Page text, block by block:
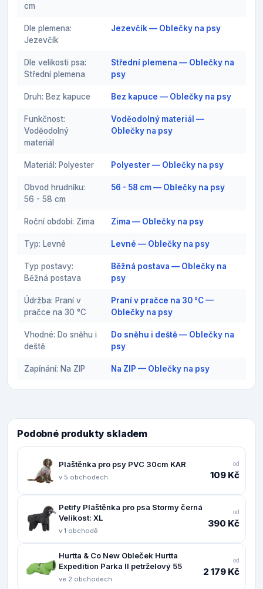
cm
Dle plemena:
Jezevčík
Jezevčík — Oblečky na psy
Dle velikosti psa:
Střední plemena
Střední plemena — Oblečky na
psy
Druh: Bez kapuce Bez kapuce — Oblečky na psy
Funkčnost:
Voděodolný
materiál
Voděodolný materiál —
Oblečky na psy
Materiál: Polyester Polyester — Oblečky na psy
Obvod hrudníku:
56 - 58 cm
56 - 58 cm — Oblečky na psy
Roční období: Zima Zima — Oblečky na psy
Typ: Levné Levné — Oblečky na psy
Typ postavy:
Běžná postava
Běžná postava — Oblečky na
psy
Údržba: Praní v
pračce na 30 °C
Praní v pračce na 30 °C —
Oblečky na psy
Vhodné: Do sněhu i
deště
Do sněhu i deště — Oblečky na
psy
Zapínání: Na ZIP Na ZIP — Oblečky na psy
Podobné produkty skladem
Pláštěnka pro psy PVC 30cm KAR
v 5 obchodech
od
109 Kč
Petify Pláštěnka pro psa Stormy černá
Velikost: XL
v 1 obchodě
od
390 Kč
Hurtta & Co New Obleček Hurtta
Expedition Parka II petrželový 55
ve 2 obchodech
od
2 179 Kč